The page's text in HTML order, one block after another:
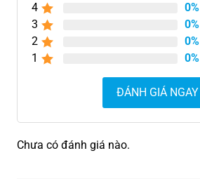
4
0%
3
0%
2
0%
1
0%
ĐÁNH GIÁ NGAY
Chưa có đánh giá nào.